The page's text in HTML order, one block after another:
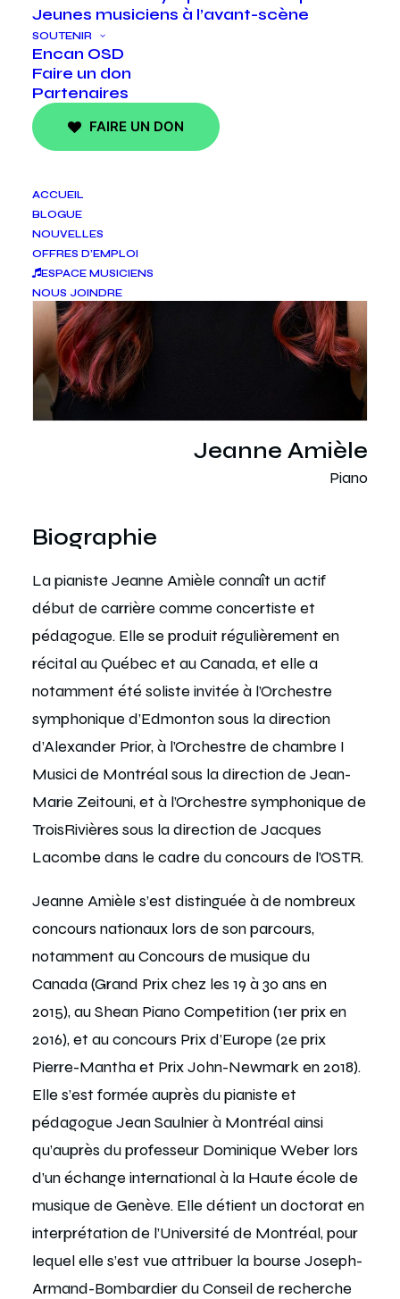
Jeunes musiciens à l’avant-scène
SOUTENIR
Encan OSD
Faire un don
Partenaires
FAIRE UN DON
ACCUEIL
BLOGUE
NOUVELLES
OFFRES D’EMPLOI
ESPACE MUSICIENS
NOUS JOINDRE
Jeanne Amièle
Piano
Biographie
La pianiste Jeanne Amièle connaît un actif
début de carrière comme concertiste et
pédagogue. Elle se produit régulièrement en
récital au Québec et au Canada, et elle a
notamment été soliste invitée à l’Orchestre
symphonique d’Edmonton sous la direction
d’Alexander Prior, à l’Orchestre de chambre I
Musici de Montréal sous la direction de Jean-
Marie Zeitouni, et à l’Orchestre symphonique de
TroisRivières sous la direction de Jacques
Lacombe dans le cadre du concours de l’OSTR.
Jeanne Amièle s’est distinguée à de nombreux
concours nationaux lors de son parcours,
notamment au Concours de musique du
Canada (Grand Prix chez les 19 à 30 ans en
2015), au Shean Piano Competition (1er prix en
2016), et au concours Prix d’Europe (2e prix
Pierre-Mantha et Prix John-Newmark en 2018).
Elle s’est formée auprès du pianiste et
pédagogue Jean Saulnier à Montréal ainsi
qu’auprès du professeur Dominique Weber lors
d’un échange international à la Haute école de
musique de Genève. Elle détient un doctorat en
interprétation de l’Université de Montréal, pour
lequel elle s’est vue attribuer la bourse Joseph-
Armand-Bombardier du Conseil de recherche